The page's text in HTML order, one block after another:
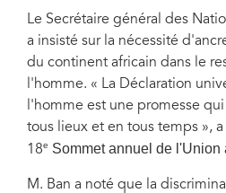
Le Secrétaire général des
a insisté sur la nécessité
du continent africain dans le
l'homme. « La Déclaration
l'homme est une promesse
tous lieux et en tous temps »,
18e Sommet annuel de l'Union
M. Ban a noté que la